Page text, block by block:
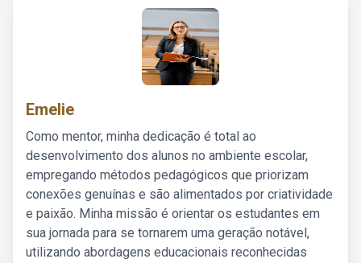
Emelie
Como mentor, minha dedicação é total ao
desenvolvimento dos alunos no ambiente escolar,
empregando métodos pedagógicos que priorizam
conexões genuínas e são alimentados por criatividade
e paixão. Minha missão é orientar os estudantes em
sua jornada para se tornarem uma geração notável,
utilizando abordagens educacionais reconhecidas